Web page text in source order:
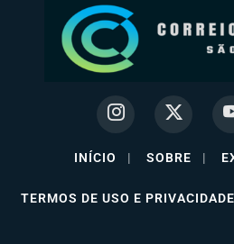
INÍCIO | SOBRE |
TERMOS DE USO E PRIVACIDADE